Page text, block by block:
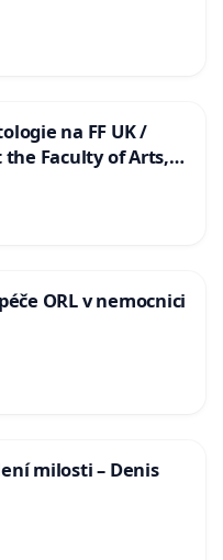
na FF UK /
Faculty of Arts,
ORL v nemocnici
milosti – Denis